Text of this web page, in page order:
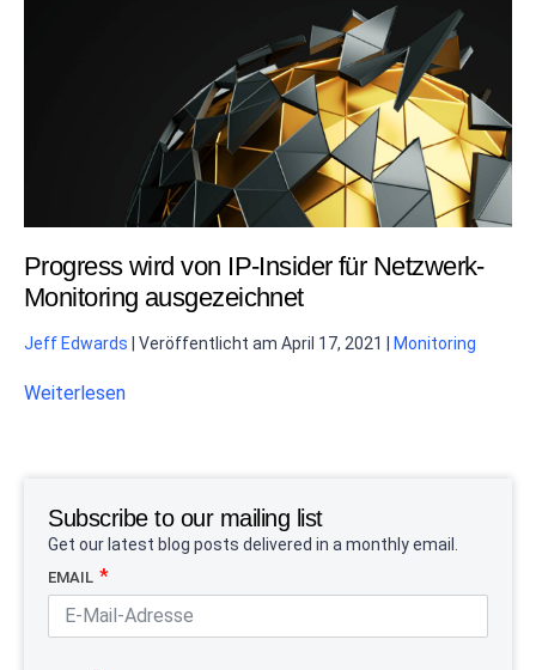
Progress wird von IP-Insider für Netzwerk-
Monitoring ausgezeichnet
Jeff Edwards Veröffentlicht am April 17, 2021 Monitoring
Weiterlesen
Subscribe to our mailing list
Get our latest blog posts delivered in a monthly email.
EMAIL